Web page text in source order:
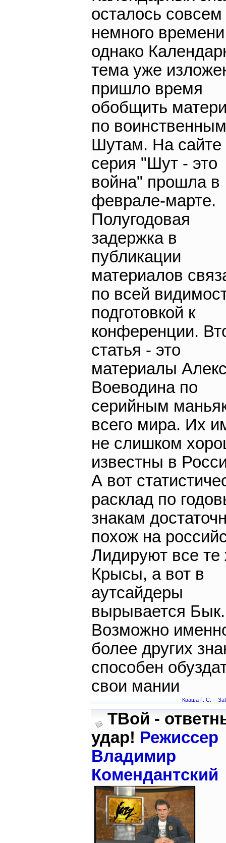
осталось совсем
немного
однако
тема уже
пришло время
обобщить
по воинственным
Шутам. На сайте
серия "Шут - это
война" прошла в
феврале-марте.
Полугодовая
задержка в
публикации
материалов
по всей
подготовкой к
конференции.
статья - это
материалы
Воеводина по
серийным
всего мира. Их
не слишком
известны в
А вот
расклад по
знакам
похож на
Лидируют все те
Крысы, а вот в
аутсайдеры
вырывается Бык.
Возможно
более других
способен
свои мании
Кваша Г. С. · За!
ТВой -
удар! Режиссер
Владимир
Комендантский